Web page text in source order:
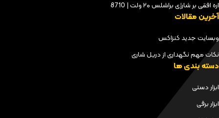
اره افقی بر شارژی براشلس ۲۰ ولت | 8710
آخرین مقالات
وبسایت جدید کنزاکس
نکات مهم نگهداری از دریل شاری
دسته بندی ها
ابزار دستی
ابزار برقی